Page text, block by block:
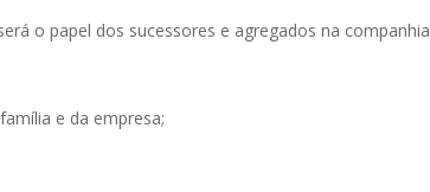
o papel dos sucessores e agregados na companhia
e da empresa;